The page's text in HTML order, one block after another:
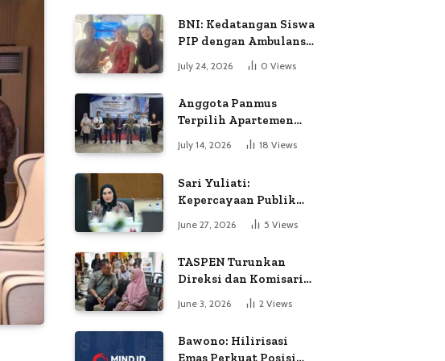
BNI: Kedatangan Siswa
PIP dengan Ambulans
Permintaan Petugas
July 24, 2026 0 Views
Anggota Panmus
Terpilih Apartemen
Gardenia Boulevard
Soroti Dugaan
July 14, 2026 18 Views
Sari Yuliati:
Kepercayaan Publik
Adalah Modal Terbesar
Polri
June 27, 2026 5 Views
TASPEN Turunkan
Direksi dan Komisaris
untuk Awasi
Penyaluran Gaji Ke-13
June 3, 2026 2 Views
Bawono: Hilirisasi
Emas Perkuat Posisi